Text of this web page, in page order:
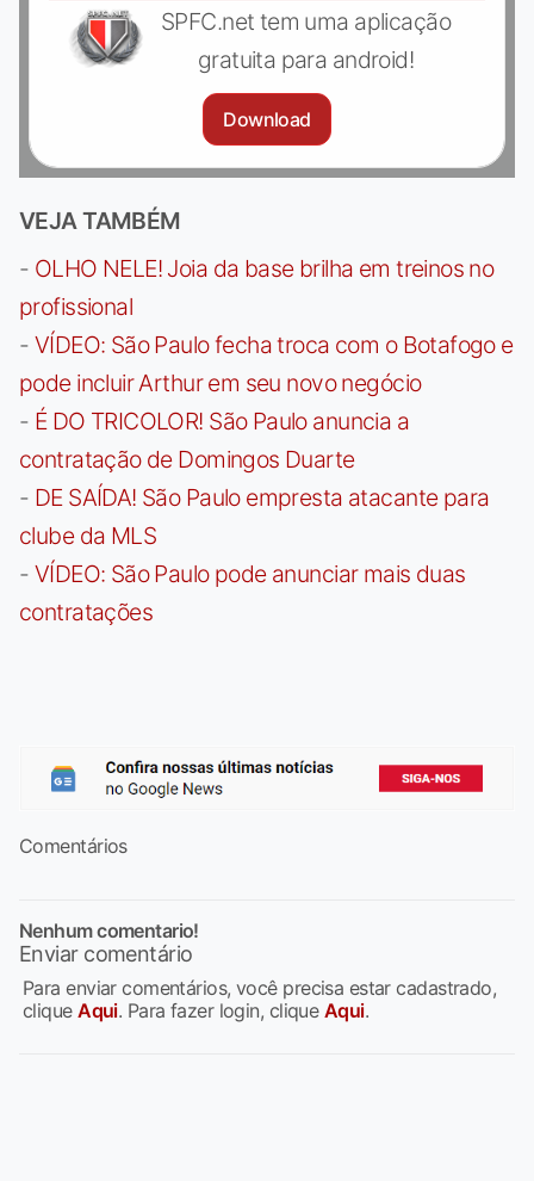
SPFC.net tem uma aplicação
gratuita para android!
Download
VEJA TAMBÉM
- OLHO NELE! Joia da base brilha em treinos no
profissional
- VÍDEO: São Paulo fecha troca com o Botafogo e
pode incluir Arthur em seu novo negócio
- É DO TRICOLOR! São Paulo anuncia a
contratação de Domingos Duarte
- DE SAÍDA! São Paulo empresta atacante para
clube da MLS
- VÍDEO: São Paulo pode anunciar mais duas
contratações
Comentários
Nenhum comentario!
Enviar comentário
Para enviar comentários, você precisa estar cadastrado,
cliqueAqui. Para fazer login, clique Aqui.